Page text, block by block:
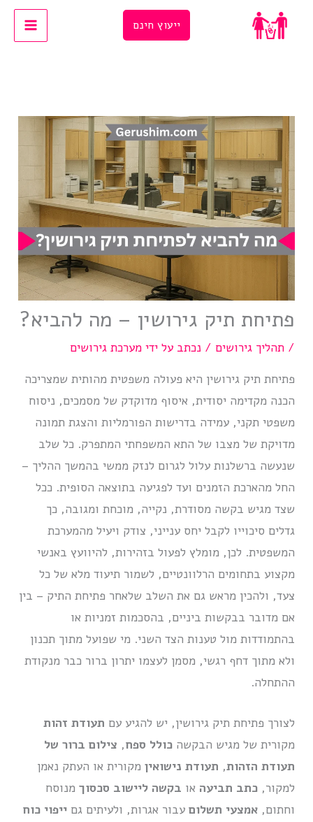
ייעוץ חינם
פתיחת תיק גירושין – מה להביא?
/תהליך גירושים / נכתב על ידימערכת גירושים
פתיחת תיק גירושין היא פעולה משפטית מהותית שמצריכה
הכנה מקדימה יסודית, איסוף מדוקדק של מסמכים, ניסוח
משפטי תקני, עמידה בדרישות הפורמליות והצגת תמונה
מדויקת של מצבו של התא המשפחתי המתפרק. כל שלב
שנעשה ברשלנות עלול לגרום לנזק ממשי בהמשך ההליך –
החל מהארכת הזמנים ועד לפגיעה בתוצאה הסופית. ככל
שצד מגיש בקשה מסודרת, נקייה, מוכחת ומגובה, כך
גדלים סיכוייו לקבל יחס ענייני, צודק ויעיל מהמערכת
המשפטית. לכן, מומלץ לפעול בזהירות, להיוועץ באנשי
מקצוע בתחומים הרלוונטיים, לשמור תיעוד מלא של כל
צעד, ולהכין מראש גם את השלב שלאחר פתיחת התיק – בין
אם מדובר בבקשות ביניים, בהסכמות זמניות או
בהתמודדות מול טענות הצד השני. מי שפועל מתוך תכנון
ולא מתוך דחף רגשי, מסמן לעצמו יתרון ברור כבר מנקודת
ההתחלה.
לצורך פתיחת תיק גירושין, יש להגיע עם תעודת זהות
מקורית של מגיש הבקשהכולל ספח, צילום ברור של
תעודת הזהות, תעודת נישואין מקורית או העתק נאמן
למקור,כתב תביעה או בקשה ליישוב סכסוך מנוסח
וחתום,אמצעי תשלום עבור אגרות, ולעיתים גםייפוי כוח